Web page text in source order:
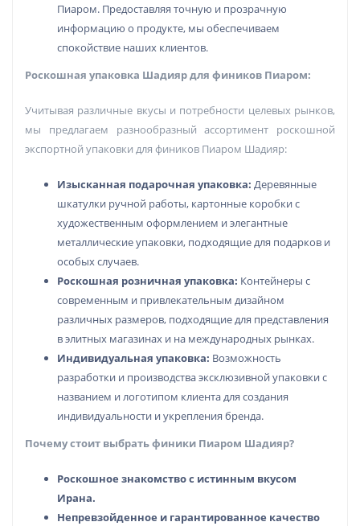
Пиаром. Предоставляя точную и прозрачную
информацию о продукте, мы обеспечиваем
спокойствие наших клиентов.
Роскошная упаковка Шадияр для фиников Пиаром:
Учитывая различные вкусы и потребности целевых рынков,
мы предлагаем разнообразный ассортимент роскошной
экспортной упаковки для фиников Пиаром Шадияр:
Изысканная подарочная упаковка: Деревянные
шкатулки ручной работы, картонные коробки с
художественным оформлением и элегантные
металлические упаковки, подходящие для подарков и
особых случаев.
Роскошная розничная упаковка: Контейнеры с
современным и привлекательным дизайном
различных размеров, подходящие для представления
в элитных магазинах и на международных рынках.
Индивидуальная упаковка: Возможность
разработки и производства эксклюзивной упаковки с
названием и логотипом клиента для создания
индивидуальности и укрепления бренда.
Почему стоит выбрать финики Пиаром Шадияр?
Роскошное знакомство с истинным вкусом
Ирана.
Непревзойденное и гарантированное качество